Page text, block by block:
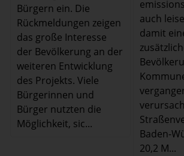
Bürgern ein. Die
Rückmeldungen zeigen
das große Interesse
der Bevölkerung an der
weiteren Entwicklung
des Projekts. Viele
Bürgerinnen und
Bürger nutzten die
Möglichkeit, sic...
auch
damit
Baden-
20,2 M...